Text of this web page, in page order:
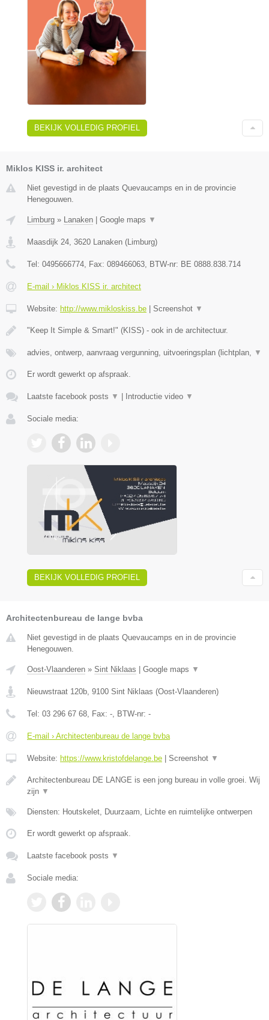
BEKIJK VOLLEDIG PROFIEL
Miklos KISS ir. architect
Niet gevestigd in de plaats Quevaucamps en in de provincie
Henegouwen.
Limburg » Lanaken | Google maps ▼
Maasdijk 24 3620 Lanaken (Limburg)
Tel: 0495666774 , Fax: 089466063 , BTW-nr: BE 0888.838.714
E-mail › Miklos KISS ir. architect
Website: http://www.mikloskiss.be | Screenshot ▼
"Keep It Simple & Smart!" (KISS) - ook in de architectuur.
advies, ontwerp, aanvraag vergunning, uitvoeringsplan (lichtplan, ▼
Er wordt gewerkt op afspraak.
Laatste facebook posts ▼ | Introductie video ▼
Sociale media:
BEKIJK VOLLEDIG PROFIEL
Architectenbureau de lange bvba
Niet gevestigd in de plaats Quevaucamps en in de provincie
Henegouwen.
Oost-Vlaanderen » Sint Niklaas Google maps ▼
Nieuwstraat 120b, 9100 Sint Niklaas (Oost-Vlaanderen)
Tel: 03 296 67 68, Fax: -, BTW-nr: -
E-mail › Architectenbureau de lange bvba
Website: https://www.kristofdelange.be Screenshot ▼
Architectenbureau DE LANGE is een jong bureau in volle groei. Wij
zijn ▼
Diensten: Houtskelet, Duurzaam, Lichte en ruimtelijke ontwerpen
Er wordt gewerkt op afspraak.
Laatste facebook posts ▼
Sociale media: